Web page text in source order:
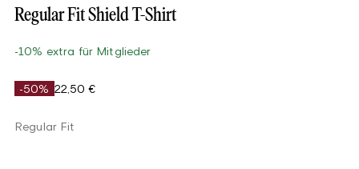
Regular Fit Shield T-Shirt
-10% extra für Mitglieder
-50% 22,50 €
Regular Fit